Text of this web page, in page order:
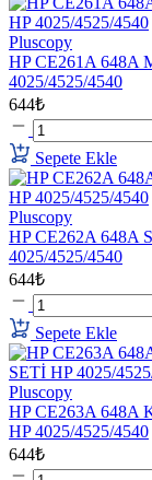
Pluscopy
HP CE261A
4025/4525/4540
644₺
Sepete Ekle
Pluscopy
HP CE262A 648A
4025/4525/4540
644₺
Sepete Ekle
Pluscopy
HP CE263A
HP 4025/4525/4540
644₺